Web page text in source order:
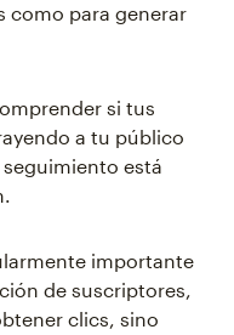
como para generar
si tus
a tu público
está
importante
de suscriptores,
clics, sino